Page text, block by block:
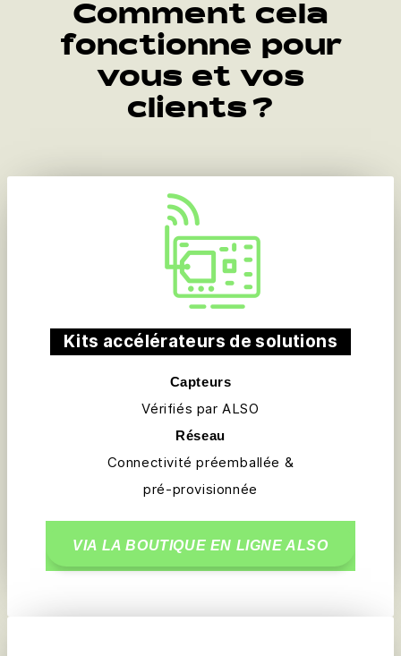
Comment cela
fonctionne pour
vous et vos
clients ?
Kits accélérateurs de solutions
Capteurs
Vérifiés par ALSO
Réseau
Connectivité préemballée &
pré-provisionnée
VIA LA BOUTIQUE EN LIGNE ALSO